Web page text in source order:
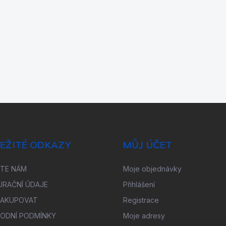
ODKAZY
NÁM
ÚDAJE
PODMÍNKY
MŮJ ÚČET
Moje objednávky
Přihlášení
Registrace
Moje adresy